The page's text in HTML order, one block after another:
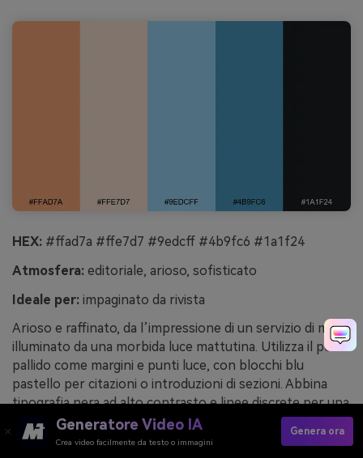
HEX: #ffad7a #ffe7d7 #9edcff #4b9fc6 #1a1f24
Atmosfera: editoriale, arioso, sofisticato
Ideale per: impaginato da rivista
Arioso e raffinato, da l’impressione di un servizio di moda
illuminato da una morbida luce mattutina. Utilizza il pesca
pallido come margini e punti luce, con blocchi blu
pastello per citazioni o introduzioni di sezioni. Abbina
tipografia nera ad alto contrasto e linee discrete per una
sensazione editoriale di qualità. Consiglio: limita il colore
al 20 percento della pagina, così il layout resterà
Generatore Video IA
Crea video facilmente da testo o immagini
Genera ora